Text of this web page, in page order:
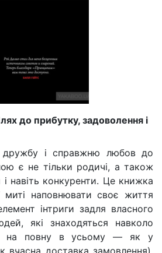
до прибутку, задоволення і
дружбу і справжню любов до
є не тільки родичі, а також
і навіть конкуренти. Це книжка
миті наповнювати своє життя
інтриги задля власного
які знаходяться навколо
на повну в усьому — як у
вчасна доставка замовлення),